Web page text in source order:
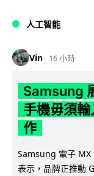
人工智能
Vin 16 小時
Samsung
手機毋須
作
Samsung 電子 MX
表示，品牌正推動